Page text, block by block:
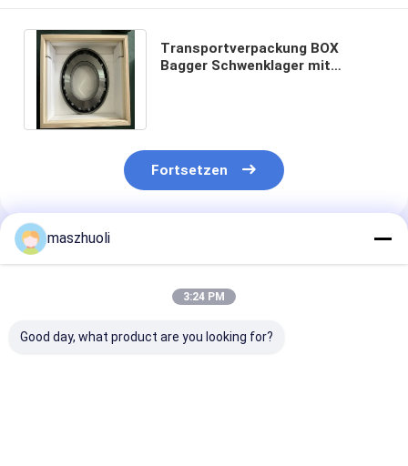
Transportverpackung BOX
Bagger Schwenklager mit
Fortsetzen
Empfohlene Produkte
maszhuoli
3:24 PM
Good day, what product are you looking for?